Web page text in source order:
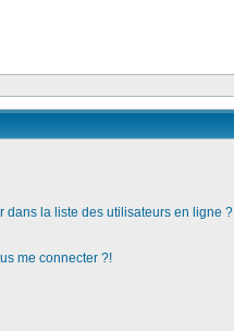
dans la liste des utilisateurs en ligne ?
me connecter ?!